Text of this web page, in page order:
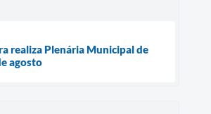
realiza Plenária Municipal de
agosto